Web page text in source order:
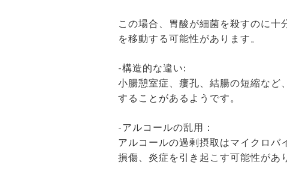
この場合、胃酸が細菌を殺すのに十
を移動する可能性があります。
-構造的な違い:
小腸憩室症、瘻孔、結腸の短縮など
することがあるようです。
-アルコールの乱用：
アルコールの過剰摂取はマイクロバ
損傷、炎症を引き起こす可能性があ